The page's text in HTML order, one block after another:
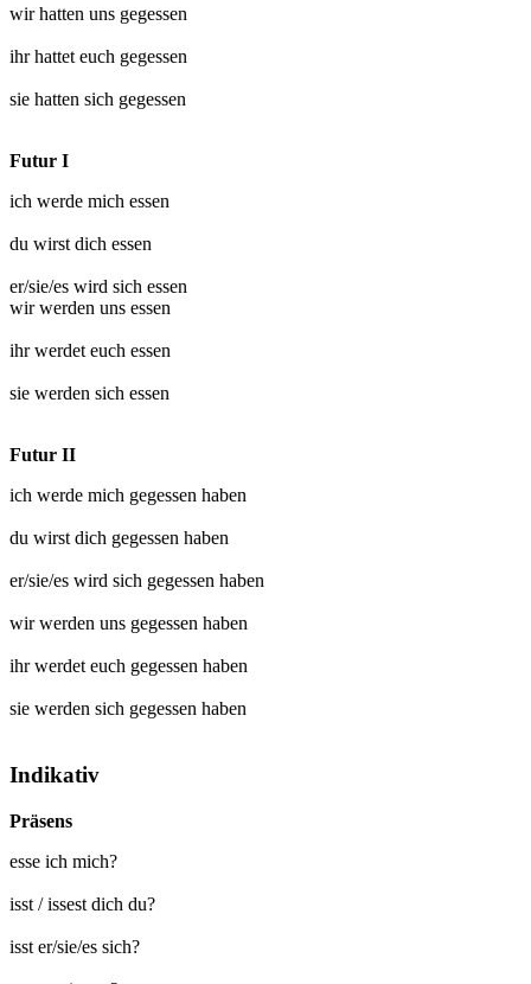
wir hatten uns gegessen
ihr hattet euch gegessen
sie hatten sich gegessen
Futur I
ich werde mich essen
du wirst dich essen
er/sie/es wird sich essen
wir werden uns essen
ihr werdet euch essen
sie werden sich essen
Futur II
ich werde mich gegessen haben
du wirst dich gegessen haben
er/sie/es wird sich gegessen haben
wir werden uns gegessen haben
ihr werdet euch gegessen haben
sie werden sich gegessen haben
Indikativ
Präsens
esse ich mich?
isst / issest dich du?
isst er/sie/es sich?